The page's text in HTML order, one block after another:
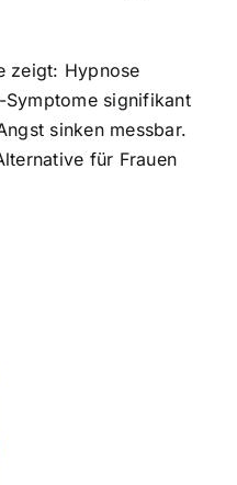
zeigt: Hypnose
Symptome signifikant
sinken messbar.
für Frauen